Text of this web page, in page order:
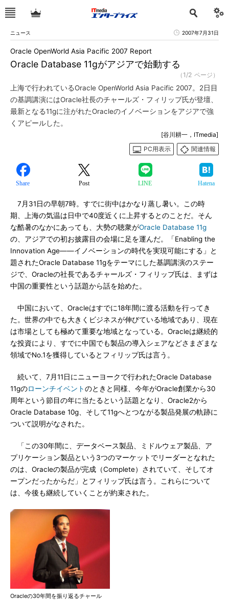
ニュース 2007年7月31日
Oracle Database 11gがアジアで始動する
Oracle OpenWorld Asia Pacific 2007 Report
（1/2 ページ）
上海で行われているOracle OpenWorld Asia Pacific 2007。2日目
の基調講演にはOracle社長のチャールズ・フィリップ氏が登壇、
最新となる11gに注がれたOracleのイノベーションをアジアで強
くアピールした。
[谷川耕一，ITmedia]
PC用表示
関連情報
Share Post LINE Hatena
7月31日の早朝7時。すでに街中はかなり蒸し暑い。この時
期、上海の気温は日中で40度近くに上昇するとのことだ。そん
な酷暑のなかにあっても、大勢の聴衆がOracle Database 11g
の、アジアでの初お披露目の会場に足を運んだ。「Enabling the
Innovation Age――イノベーションの時代を実現可能にする」と
題されたOracle Database 11gをテーマにした基調講演のステー
ジで、Oracleの社長であるチャールズ・フィリップ氏は、まずは
中国の重要性という話題から話を始めた。
中国において、Oracleはすでに18年間に渡る活動を行ってき
た。世界の中でも大きくビジネスが伸びている地域であり、現在
は市場としても極めて重要な地域となっている。Oracleは継続的
な投資により、すでに中国でも製品の導入シェアなどさまざまな
領域でNo.1を獲得しているとフィリップ氏は言う。
続いて、7月11日にニューヨークで行われたOracle Database
11gのローンチイベントのときと同様、今年がOracle創業から30
周年という節目の年に当たるという話題となり、Oracle2から
Oracle Database 10g、そして11gへとつながる製品発展の軌跡に
ついて説明がなされた。
「この30年間に、データベース製品、ミドルウェア製品、ア
プリケーション製品という3つのマーケットでリーダーとなれた
のは、Oracleの製品が完成（Complete）されていて、そしてオ
ープンだったからだ」とフィリップ氏は言う。これらについて
は、今後も継続していくことが約束された。
Oracleの30年間を振り返るチャール